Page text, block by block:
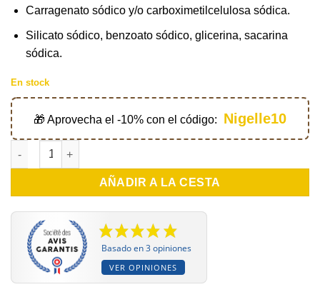
Carragenato sódico y/o carboximetilcelulosa sódica.
Silicato sódico, benzoato sódico, glicerina, sacarina
sódica.
En stock
🎁 Aprovecha el -10% con el código: Nigelle10
Dentifrice miswak 170g - Dabur cantidad
AÑADIR A LA CESTA
Basado en 3 opiniones
VER OPINIONES